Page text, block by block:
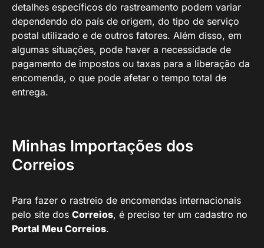
detalhes específicos do rastreamento podem variar
dependendo do país de origem, do tipo de serviço
postal utilizado e de outros fatores. Além disso, em
algumas situações, pode haver a necessidade de
pagamento de impostos ou taxas para a liberação da
encomenda, o que pode afetar o tempo total de
entrega.
Minhas Importações dos
Correios
Para fazer o rastreio de encomendas internacionais
pelo site dos Correios, é preciso ter um cadastro no
Portal Meu Correios.